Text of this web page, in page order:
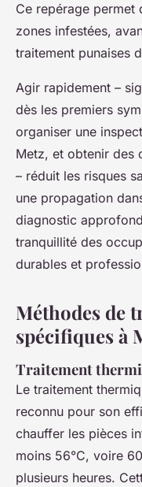
Ce repérage permet
zones infestées,
traitement punaises
Agir rapidement –
dès les premiers
organiser une
Metz, et obtenir des
– réduit les risques
une propagation
diagnostic
tranquillité des
durables et
Méthodes de
spécifiques à
Traitement
Le traitement
reconnu pour son
chauffer les pièces
moins 56°C, voire
plusieurs heures.